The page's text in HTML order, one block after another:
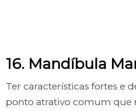
16. Mandíbula
Ter características fortes e
ponto atrativo comum que